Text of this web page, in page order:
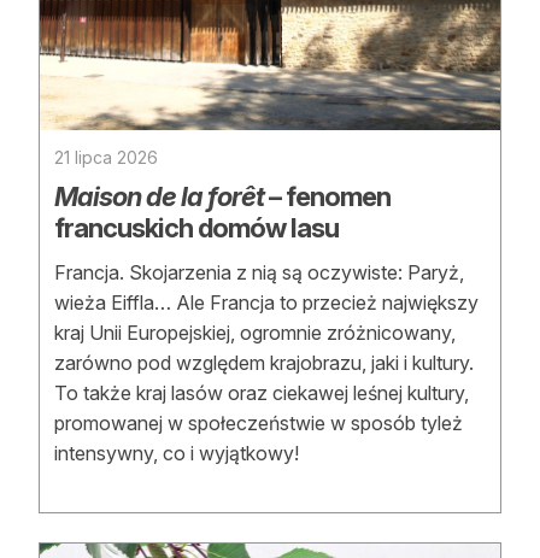
21 lipca 2026
Maison de la forêt– fenomen
francuskich domów lasu
Francja. Skojarzenia z nią są oczywiste: Paryż,
wieża Eiffla… Ale Francja to przecież największy
kraj Unii Europejskiej, ogromnie zróżnicowany,
zarówno pod względem krajobrazu, jaki i kultury.
To także kraj lasów oraz ciekawej leśnej kultury,
promowanej w społeczeństwie w sposób tyleż
intensywny, co i wyjątkowy!